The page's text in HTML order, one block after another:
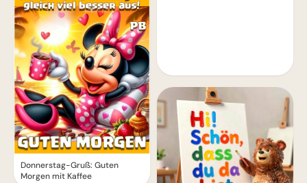
Donnerstag-Gruß: Guten
Morgen mit Kaffee